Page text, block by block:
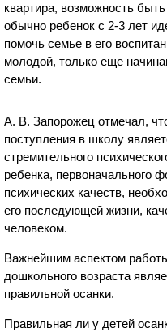
квартира, возможность
обычно ребенок с 2-3 лет
помочь семье в его
молодой, только еще
семьи.
А. В. Запорожец отмечал,
поступления в школу
стремительного
ребенка, первоначального
психических качеств,
его последующей жизни,
человеком.
Важнейшим аспектом
дошкольного возраста
правильной осанки.
Правильная ли у детей